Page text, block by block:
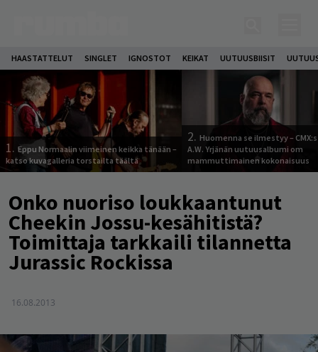
HAASTATTELUT SINGLET IGNOSTOT KEIKAT UUTUUSBIISIT
1. Eppu Normaalin viimeinen keikka tänään –
katso kuvagalleria torstailta täältä
2. Huomenna se ilmestyy –
A.W. Yrjänän uutuusalbumi om
mammuttimainen kokonaisuus
Onko nuoriso loukkaantunut
Cheekin Jossu-kesähitistä?
Toimittaja tarkkaili tilannetta
Jurassic Rockissa
16.08.2013